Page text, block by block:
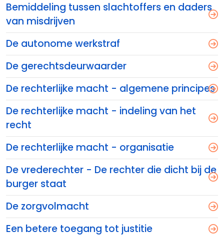
Bemiddeling tussen slachtoffers en daders
van misdrijven
De autonome werkstraf
De gerechtsdeurwaarder
De rechterlijke macht - algemene principes
De rechterlijke macht - indeling van het
recht
De rechterlijke macht - organisatie
De vrederechter - De rechter die dicht bij de
burger staat
De zorgvolmacht
Een betere toegang tot justitie